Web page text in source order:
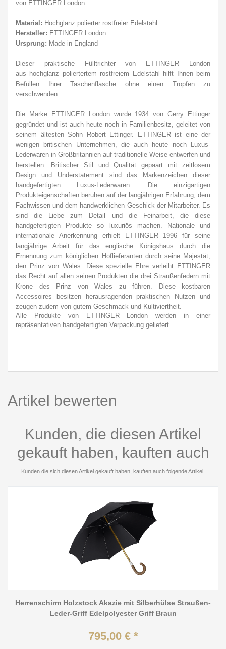
von ETTINGER London
Material: Hochglanz polierter rostfreier Edelstahl
Hersteller: ETTINGER London
Ursprung: Made in England
Dieser praktische Fülltrichter von ETTINGER London
aus hochglanz poliertertem rostfreiem Edelstahl hilft Ihnen beim
Befüllen Ihrer Taschenflasche ohne einen Tropfen zu
verschwenden.
Die Marke ETTINGER London wurde 1934 von Gerry Ettinger
gegründet und ist auch heute noch in Familienbesitz, geleitet von
seinem ältesten Sohn Robert Ettinger. ETTINGER ist eine der
wenigen britischen Unternehmen, die auch heute noch Luxus-
Lederwaren in Großbritannien auf traditionelle Weise entwerfen und
herstellen. Britischer Stil und Qualität gepaart mit zeitlosem
Design und Understatement sind das Markenzeichen dieser
handgefertigten Luxus-Lederwaren. Die einzigartigen
Produkteigenschaften beruhen auf der langjährigen Erfahrung, dem
Fachwissen und dem handwerklichen Geschick der Mitarbeiter. Es
sind die Liebe zum Detail und die Feinarbeit, die diese
handgefertigten Produkte so luxuriös machen. Nationale und
internationale Anerkennung erhielt ETTINGER 1996 für seine
langjährige Arbeit für das englische Königshaus durch die
Ernennung zum königlichen Hoflieferanten durch seine Majestät,
den Prinz von Wales. Diese spezielle Ehre verleiht ETTINGER
das Recht auf allen seinen Produkten die drei Straußenfedern mit
Krone des Prinz von Wales zu führen. Diese kostbaren
Accessoires besitzen herausragenden praktischen Nutzen und
zeugen zudem von gutem Geschmack und Kultiviertheit.
Alle Produkte von ETTINGER London werden in einer
repräsentativen handgefertigten Verpackung geliefert.
Artikel bewerten
Kunden, die diesen Artikel
gekauft haben, kauften auch
Kunden die sich diesen Artikel gekauft haben, kauften auch folgende Artikel.
Herrenschirm Holzstock Akazie mit Silberhülse Straußen-
Leder-Griff Edelpolyester Griff Braun
795,00 € *